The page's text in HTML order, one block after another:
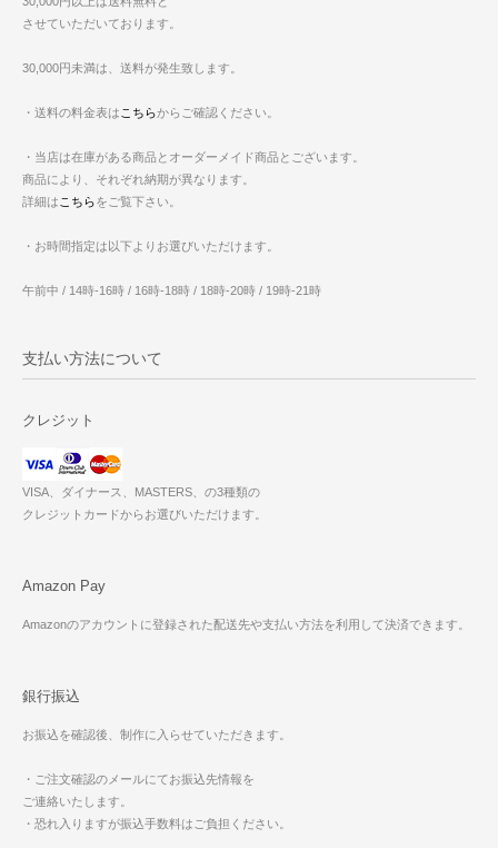
させていただいております。
30,000円未満は、送料が発生致します。
・送料の料金表は こちらからご確認ください。
・当店は在庫がある商品とオーダーメイド商品とございます。
商品により、それぞれ納期が異なります。
詳細は こちらをご覧下さい。
・お時間指定は以下よりお選びいただけます。
午前中 / 14時-16時 / 16時-18時 / 18時-20時 / 19時-21時
支払い方法について
クレジット
VISA、ダイナース、MASTERS、の3種類の
クレジットカードからお選びいただけます。
Amazon Pay
Amazonのアカウントに登録された配送先や支払い方法を利用して決済できます。
銀行振込
お振込を確認後、制作に入らせていただきます。
・ご注文確認のメールにてお振込先情報を
ご連絡いたします。
・恐れ入りますが振込手数料はご負担ください。